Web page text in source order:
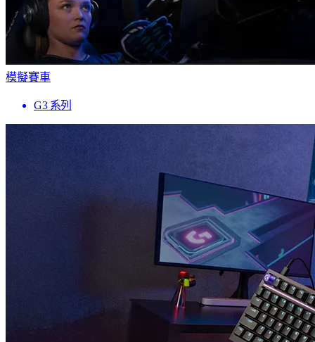
模擬賽車
G3 系列